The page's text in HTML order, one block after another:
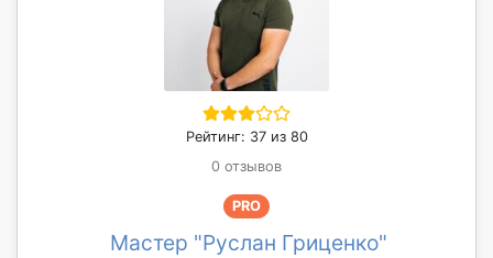
Рейтинг: 37 из 80
0 отзывов
PRO
Мастер "Руслан Гриценко"